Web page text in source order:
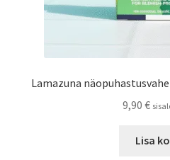
Lamazuna
9,90 €
Lisa